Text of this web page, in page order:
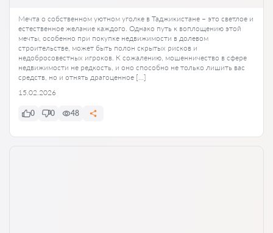
Мечта о собственном уютном уголке в Таджикистане – это светлое и
естественное желание каждого. Однако путь к воплощению этой
мечты, особенно при покупке недвижимости в долевом
строительстве, может быть полон скрытых рисков и
недобросовестных игроков. К сожалению, мошенничество в сфере
недвижимости не редкость, и оно способно не только лишить вас
средств, но и отнять драгоценное […]
15.02.2026
0 0 48